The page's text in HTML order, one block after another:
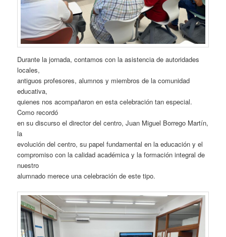
Durante la jornada, contamos con la asistencia de autoridades
locales,
antiguos profesores, alumnos y miembros de la comunidad
educativa,
quienes nos acompañaron en esta celebración tan especial.
Como recordó
en su discurso el director del centro, Juan Miguel Borrego Martín,
la
evolución del centro, su papel fundamental en la educación y el
compromiso con la calidad académica y la formación integral de
nuestro
alumnado merece una celebración de este tipo.